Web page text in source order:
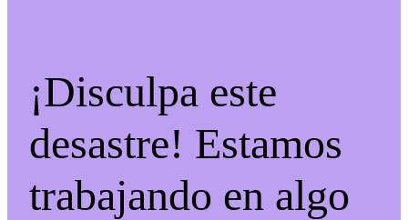
¡Disculpa este
desastre! Estamos
trabajando en algo